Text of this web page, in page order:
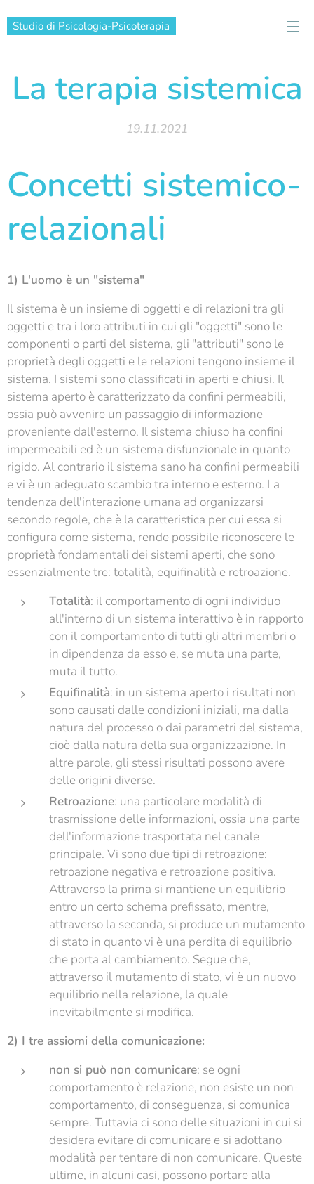
Studio di Psicologia-Psicoterapia
La terapia sistemica
19.11.2021
Concetti sistemico-
relazionali
1) L'uomo è un "sistema"
Il sistema è un insieme di oggetti e di relazioni tra gli
oggetti e tra i loro attributi in cui gli "oggetti" sono le
componenti o parti del sistema, gli "attributi" sono le
proprietà degli oggetti e le relazioni tengono insieme il
sistema. I sistemi sono classificati in aperti e chiusi. Il
sistema aperto è caratterizzato da confini permeabili,
ossia può avvenire un passaggio di informazione
proveniente dall'esterno. Il sistema chiuso ha confini
impermeabili ed è un sistema disfunzionale in quanto
rigido. Al contrario il sistema sano ha confini permeabili
e vi è un adeguato scambio tra interno e esterno. La
tendenza dell'interazione umana ad organizzarsi
secondo regole, che è la caratteristica per cui essa si
configura come sistema, rende possibile riconoscere le
proprietà fondamentali dei sistemi aperti, che sono
essenzialmente tre: totalità, equifinalità e retroazione.
Totalità: il comportamento di ogni individuo
all'interno di un sistema interattivo è in rapporto
con il comportamento di tutti gli altri membri o
in dipendenza da esso e, se muta una parte,
muta il tutto.
Equifinalità: in un sistema aperto i risultati non
sono causati dalle condizioni iniziali, ma dalla
natura del processo o dai parametri del sistema,
cioè dalla natura della sua organizzazione. In
altre parole, gli stessi risultati possono avere
delle origini diverse.
Retroazione: una particolare modalità di
trasmissione delle informazioni, ossia una parte
dell'informazione trasportata nel canale
principale. Vi sono due tipi di retroazione:
retroazione negativa e retroazione positiva.
Attraverso la prima si mantiene un equilibrio
entro un certo schema prefissato, mentre,
attraverso la seconda, si produce un mutamento
di stato in quanto vi è una perdita di equilibrio
che porta al cambiamento. Segue che,
attraverso il mutamento di stato, vi è un nuovo
equilibrio nella relazione, la quale
inevitabilmente si modifica.
2) I tre assiomi della comunicazione:
non si può non comunicare: se ogni
comportamento è relazione, non esiste un non-
comportamento, di conseguenza, si comunica
sempre. Tuttavia ci sono delle situazioni in cui si
desidera evitare di comunicare e si adottano
modalità per tentare di non comunicare. Queste
ultime, in alcuni casi, possono portare alla